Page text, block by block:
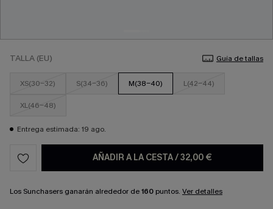
TALLA (EU) Guía de tallas
XS(30-32) S(34-36) M(38-40) L(42-44)
XL(46-48)
Entrega estimada: 19 ago.
AÑADIR A LA CESTA/32,00 €
Los Sunchasers ganarán alrededor de160 puntos. Ver detalles